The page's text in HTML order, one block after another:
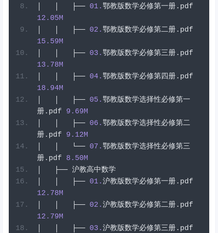
├── 01.鄂教版数学必修第一册. pdf
12.05M
├── 02 .鄂教版数学必修第二册. pdf
15.59M
├── 03 .鄂教版数学必修第三册. pdf
13.78M
├── 04.鄂教版数学必修第四册. pdf
18.94M
├── 05 .鄂教版数学选择性必修第一
册. pdf 9.69M
├── 06 .鄂教版数学选择性必修第二
册. pdf 9.12M
└── 07 .鄂教版数学选择性必修第三
册. pdf 8.50M
├── 沪教高中数学
├── 01.沪教版数学必修第一册. pdf
12.78M
├── 02 .沪教版数学必修第二册. pdf
12.79M
├── 03 .沪教版数学必修第三册. pdf